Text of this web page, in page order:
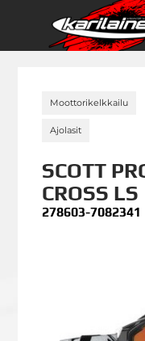
Moottorikelkkailu
Ajolasit
SCOTT
CROSS LS
278603-7082341